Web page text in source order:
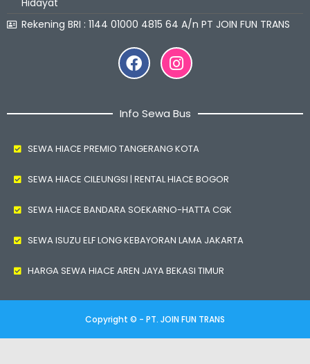
Hidayat
Rekening BRI : 1144 01000 4815 64 A/n PT JOIN FUN TRANS
FacebookInstagram
Info Sewa Bus
SEWA HIACE PREMIO TANGERANG KOTA
SEWA HIACE CILEUNGSI | RENTAL HIACE BOGOR
SEWA HIACE BANDARA SOEKARNO-HATTA CGK
SEWA ISUZU ELF LONG KEBAYORAN LAMA JAKARTA
HARGA SEWA HIACE AREN JAYA BEKASI TIMUR
Copyright © - PT. JOIN FUN TRANS